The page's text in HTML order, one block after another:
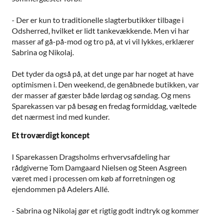
- Der er kun to traditionelle slagterbutikker tilbage i
Odsherred, hvilket er lidt tankevækkende. Men vi har
masser af gå-på-mod og tro på, at vi vil lykkes, erklærer
Sabrina og Nikolaj.
Det tyder da også på, at det unge par har noget at have
optimismen i. Den weekend, de genåbnede butikken, var
der masser af gæster både lørdag og søndag. Og mens
Sparekassen var på besøg en fredag formiddag, væltede
det nærmest ind med kunder.
Et troværdigt koncept
I Sparekassen Dragsholms erhvervsafdeling har
rådgiverne Tom Damgaard Nielsen og Steen Asgreen
været med i processen om køb af forretningen og
ejendommen på Adelers Allé.
- Sabrina og Nikolaj gør et rigtig godt indtryk og kommer